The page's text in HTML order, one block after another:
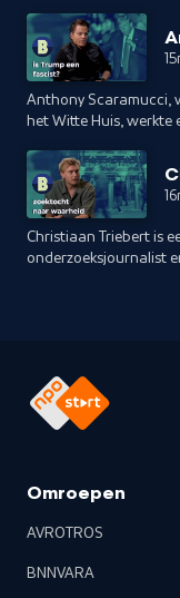
inmiddels werken er
uitgeversconcern
zo'n 6 miljoen mensen. Twan Huys bezocht de Limburger
Latour in New York
Donald Trump, het
en hoe de persvrijheid
Anthony Scaramucci,
het Witte Huis, werkte
een trouwe verdediger
acties. Na deze korte
is Scaramucci een
geworden en heeft hij
in zowel de
standpunten via zijn
sinds hij het Witte
uitkomst van Trump
Amerika? Twan
Christiaan Triebert is
onderzoeksjournalist
beschikbare beelden
gebeurde. Twan Huys
York Times over zijn
Omroepen
AVROTROS
BNNVARA